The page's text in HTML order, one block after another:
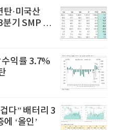
·미국산
기 SMP 상
익률 3.7%
다” 배터리 3
‘올인’